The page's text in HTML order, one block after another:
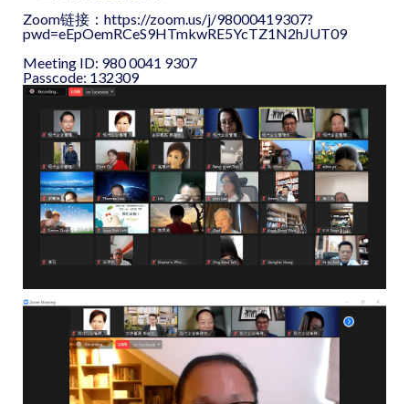
Zoom链接： https://zoom.us/j/98000419307?
pwd=eEpOemRCeS9HTmkwRE5YcTZ1N2hJUT09
Meeting ID: 980 0041 9307
Passcode: 132309